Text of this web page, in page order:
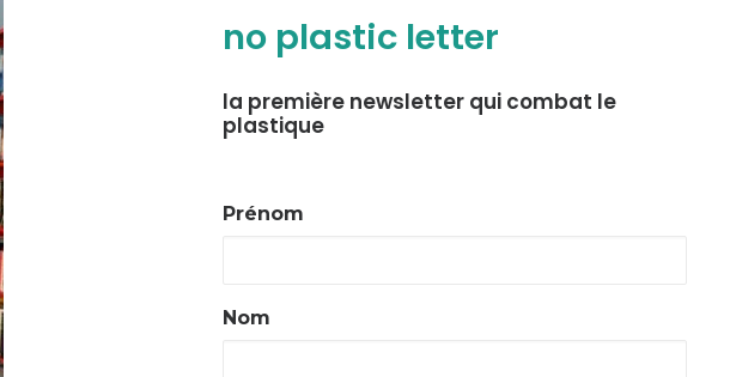
no plastic letter
la première newsletter qui combat le
plastique
Prénom
Nom